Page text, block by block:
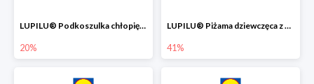
LUPILU® Podkoszulka chłopięca z bawełny -20%
20%
LUPILU® Piżama dziewczęca z bawełny -41%
41%